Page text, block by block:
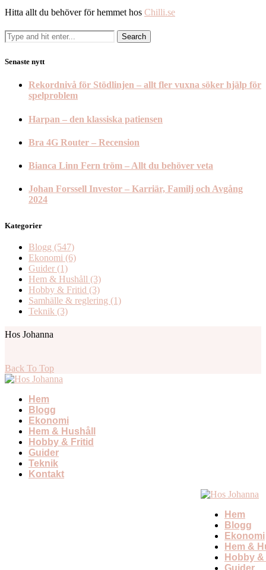
Hitta allt du behöver för hemmet hos Chilli.se
Senaste nytt
Rekordnivå för Stödlinjen – allt fler vuxna söker hjälp för
spelproblem
Harpan – den klassiska patiensen
Bra 4G Router – Recension
Bianca Linn Fern tröm – Allt du behöver veta
Johan Forssell Investor – Karriär, Familj och Avgång
2024
Kategorier
Blogg (547)
Ekonomi (6)
Guider (1)
Hem & Hushåll (3)
Hobby & Fritid (3)
Samhälle & reglering (1)
Teknik (3)
Hos Johanna
Back To Top
Hem
Blogg
Ekonomi
Hem & Hushåll
Hobby & Fritid
Guider
Teknik
Kontakt
Hem
Blogg
Ekonomi
Hem &
Hobby